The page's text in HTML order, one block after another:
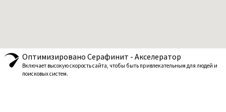
Оптимизировано Серафинит - Акселератор
Включает высокую скорость сайта, чтобы быть привлекательным для людей и
поисковых систем.